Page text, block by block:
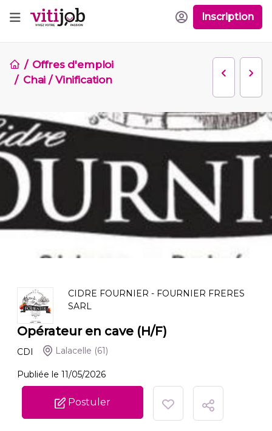
Inscription
Offres d'emploi
Chai / Vinification
CIDRE FOURNIER - FOURNIER FRERES
SARL
Opérateur en cave (H/F)
CDI Lalacelle (61)
Publiée le 11/05/2026
Postuler